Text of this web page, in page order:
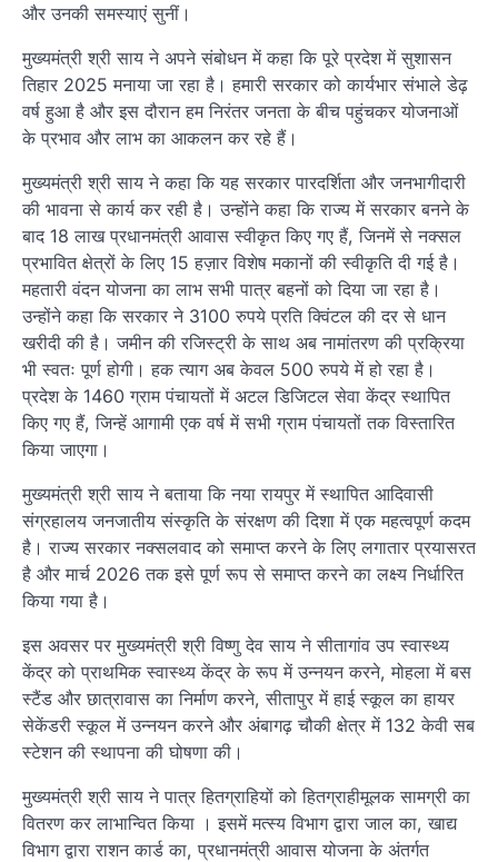
और उनकी समस्याएं सुनीं।
मुख्यमंत्री श्री साय ने अपने संबोधन में कहा कि पूरे प्रदेश में सुशासन
तिहार 2025 मनाया जा रहा है। हमारी सरकार को कार्यभार संभाले डेढ़
वर्ष हुआ है और इस दौरान हम निरंतर जनता के बीच पहुंचकर योजनाओं
के प्रभाव और लाभ का आकलन कर रहे हैं।
मुख्यमंत्री श्री साय ने कहा कि यह सरकार पारदर्शिता और जनभागीदारी
की भावना से कार्य कर रही है। उन्होंने कहा कि राज्य में सरकार बनने के
बाद 18 लाख प्रधानमंत्री आवास स्वीकृत किए गए हैं, जिनमें से नक्सल
प्रभावित क्षेत्रों के लिए 15 हज़ार विशेष मकानों की स्वीकृति दी गई है।
महतारी वंदन योजना का लाभ सभी पात्र बहनों को दिया जा रहा है।
उन्होंने कहा कि सरकार ने 3100 रुपये प्रति क्विंटल की दर से धान
खरीदी की है। जमीन की रजिस्ट्री के साथ अब नामांतरण की प्रक्रिया
भी स्वतः पूर्ण होगी। हक त्याग अब केवल 500 रुपये में हो रहा है।
प्रदेश के 1460 ग्राम पंचायतों में अटल डिजिटल सेवा केंद्र स्थापित
किए गए हैं, जिन्हें आगामी एक वर्ष में सभी ग्राम पंचायतों तक विस्तारित
किया जाएगा।
मुख्यमंत्री श्री साय ने बताया कि नया रायपुर में स्थापित आदिवासी
संग्रहालय जनजातीय संस्कृति के संरक्षण की दिशा में एक महत्वपूर्ण कदम
है। राज्य सरकार नक्सलवाद को समाप्त करने के लिए लगातार प्रयासरत
है और मार्च 2026 तक इसे पूर्ण रूप से समाप्त करने का लक्ष्य निर्धारित
किया गया है।
इस अवसर पर मुख्यमंत्री श्री विष्णु देव साय ने सीतागांव उप स्वास्थ्य
केंद्र को प्राथमिक स्वास्थ्य केंद्र के रूप में उन्नयन करने, मोहला में बस
स्टैंड और छात्रावास का निर्माण करने, सीतापुर में हाई स्कूल का हायर
सेकेंडरी स्कूल में उन्नयन करने और अंबागढ़ चौकी क्षेत्र में 132 केवी सब
स्टेशन की स्थापना की घोषणा की।
मुख्यमंत्री श्री साय ने पात्र हितग्राहियों को हितग्राहीमूलक सामग्री का
वितरण कर लाभान्वित किया । इसमें मत्स्य विभाग द्वारा जाल का, खाद्य
विभाग द्वारा राशन कार्ड का, प्रधानमंत्री आवास योजना के अंतर्गत